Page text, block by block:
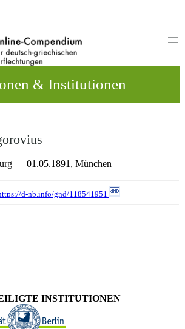
& Institutionen
— 01.05.1891, München
d-nb.info/gnd/118541951
INSTITUTIONEN